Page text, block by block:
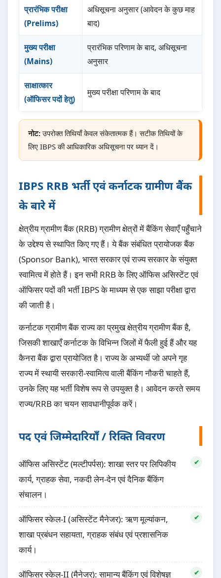
प्रारंभिक परीक्षा
(Prelims)
अधिसूचना अनुसार (आवेदन के कुछ माह
बाद)
मुख्य परीक्षा
(Mains)
प्रारंभिक परिणाम के बाद, अधिसूचना
अनुसार
साक्षात्कार
(ऑफिसर पदों हेतु)
मुख्य परीक्षा परिणाम के बाद
नोट:उपरोक्त तिथियाँ केवल संकेतात्मक हैं। सटीक तिथियों के
लिए IBPS की आधिकारिक अधिसूचना पर ध्यान दें।
IBPS RRB भर्ती एवं कर्नाटक ग्रामीण बैंक
के बारे में
क्षेत्रीय ग्रामीण बैंक (RRB) ग्रामीण क्षेत्रों में बैंकिंग सेवाएँ पहुँचाने
के उद्देश्य से स्थापित किए गए हैं। ये बैंक संबंधित प्रायोजक बैंक
(Sponsor Bank), भारत सरकार एवं राज्य सरकार के संयुक्त
स्वामित्व में होते हैं। इन सभी RRB के लिए ऑफिस असिस्टेंट एवं
ऑफिसर पदों की भर्ती IBPS के माध्यम से एक साझा परीक्षा द्वारा
की जाती है।
कर्नाटक ग्रामीण बैंक राज्य का प्रमुख क्षेत्रीय ग्रामीण बैंक है,
जिसकी शाखाएँ कर्नाटक के विभिन्न जिलों में फैली हुई हैं और यह
कैनरा बैंक द्वारा प्रायोजित है। राज्य के अभ्यर्थी जो अपने गृह
राज्य में स्थायी सरकारी-स्वामित्व वाली बैंकिंग नौकरी चाहते हैं,
उनके लिए यह भर्ती विशेष रूप से उपयुक्त है। आवेदन करते समय
राज्य/RRB का चयन सावधानीपूर्वक करें।
पद एवं जिम्मेदारियाँ / रिक्ति विवरण
ऑफिस असिस्टेंट (मल्टीपर्पस): शाखा स्तर पर लिपिकीय
कार्य, ग्राहक सेवा, नकदी लेन-देन एवं दैनिक बैंकिंग
संचालन।
ऑफिसर स्केल-I (असिस्टेंट मैनेजर): ऋण मूल्यांकन,
शाखा प्रबंधन सहायता, ग्राहक संबंध एवं प्रशासनिक
कार्य।
ऑफिसर स्केल-II (मैनेजर): सामान्य बैंकिंग एवं विशेषज्ञ